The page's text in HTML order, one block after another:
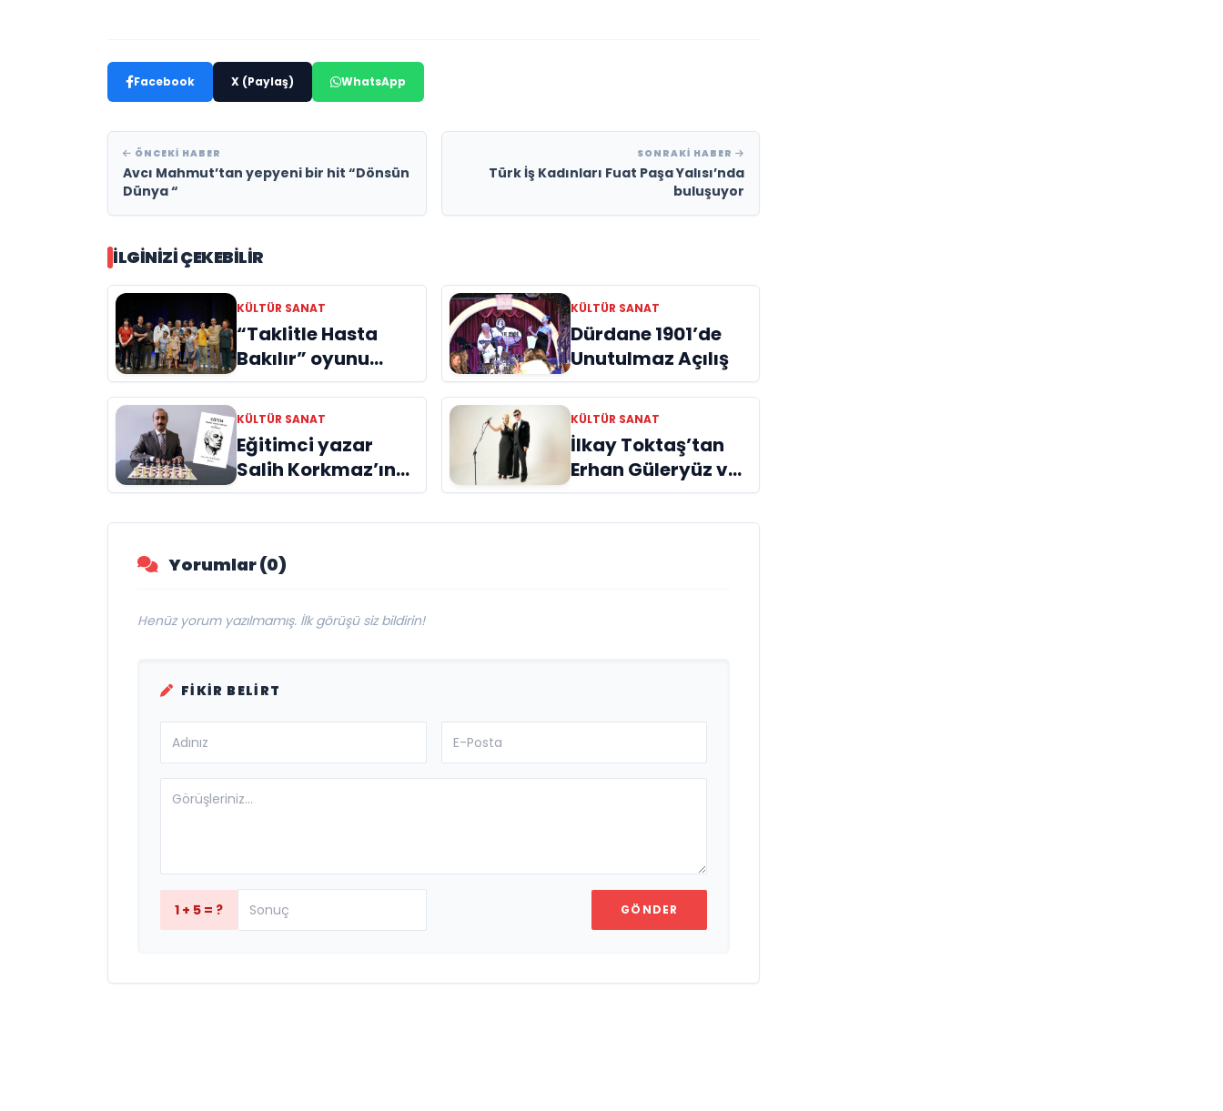
Facebook X (Paylaş) WhatsApp
ÖNCEKI HABER
Avcı Mahmut’tan yepyeni bir hit “Dönsün
Dünya “
SONRAKI HABER
Türk İş Kadınları Fuat Paşa Yalısı’nda
buluşuyor
İLGINIZI ÇEKEBILIR
KÜLTÜR SANAT
“Taklitle Hasta
Bakılır” oyunu
engelleri sanatla
aştı
KÜLTÜR SANAT
Dürdane 1901’de
Unutulmaz Açılış
KÜLTÜR SANAT
Eğitimci yazar
Salih Korkmaz’ın
EĞİTİM kitabı hala
büyük ilgi görmeye
KÜLTÜR SANAT
İlkay Toktaş’tan
Erhan Güleryüz ve
Hüsnü Şenlendirici
işbirliğiyle
Yorumlar (0)
Henüz yorum yazılmamış. İlk görüşü siz bildirin!
FIKIR BELIRT
1 + 5 = ? GÖNDER